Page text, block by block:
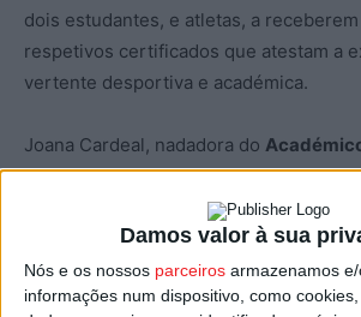
Damos valor à sua
Nós e os nossos parceiros armazenamos
informações num dispositivo, como
dois estudantes, e atletas, a
respetivos certificados que atestam a
vertente desportiva e académica.
Joana Cardeal, nadadora do
estudante do curso de Engenharia
Superior Agrária do IPV e Rodrigo
Judo Clube de Viseu, é estudante do
Empresas da Escola Superior
alcançaram resultados de excelência